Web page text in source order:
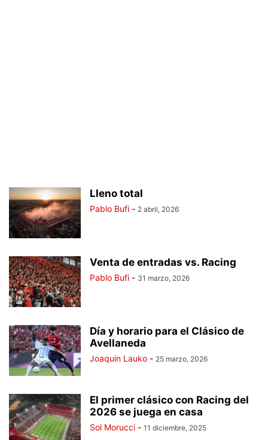
Lleno total
Pablo Bufi - 2 abril, 2026
Venta de entradas vs. Racing
Pablo Bufi - 31 marzo, 2026
Día y horario para el Clásico de
Avellaneda
Joaquin Lauko - 25 marzo, 2026
El primer clásico con Racing del
2026 se juega en casa
Sol Morucci - 11 diciembre, 2025